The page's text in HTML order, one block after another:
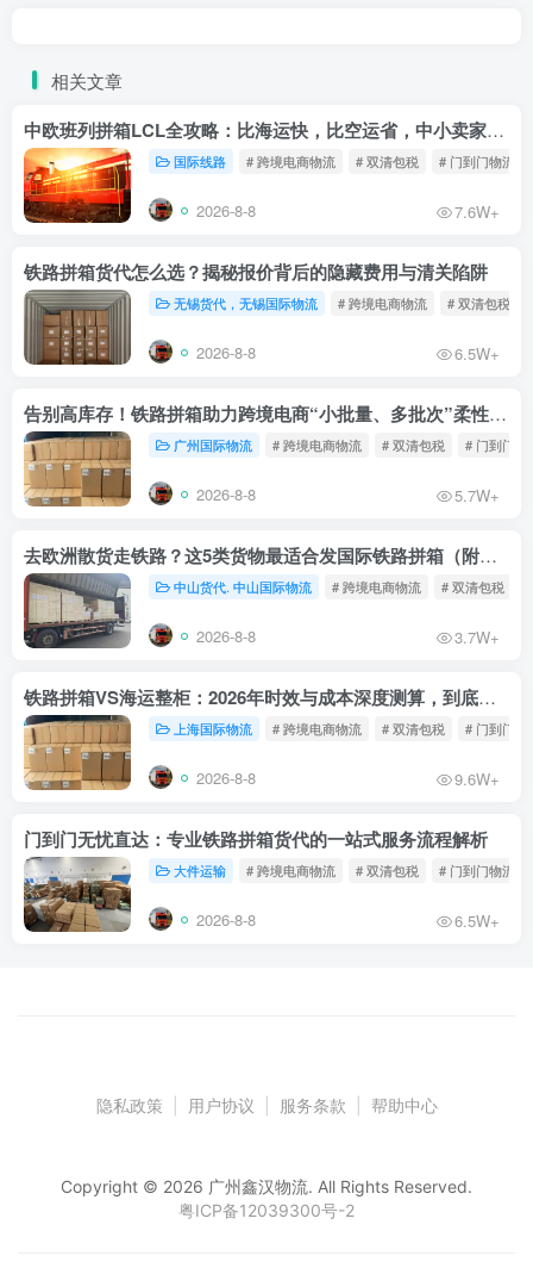
相关文章
中欧班列拼箱LCL全攻略：比海运快，比空运省，中小卖家的物流新宠！
国际线路 # 跨境电商物流 # 双清包税 # 门到门物流
2026-8-8 7.6W+
铁路拼箱货代怎么选？揭秘报价背后的隐藏费用与清关陷阱
无锡货代，无锡国际物流 # 跨境电商物流 # 双清包税
2026-8-8 6.5W+
告别高库存！铁路拼箱助力跨境电商“小批量、多批次”柔性补货
广州国际物流 # 跨境电商物流 # 双清包税 # 门到门物
2026-8-8 5.7W+
去欧洲散货走铁路？这5类货物最适合发国际铁路拼箱（附禁运清单）
中山货代. 中山国际物流 # 跨境电商物流 # 双清包税
2026-8-8 3.7W+
铁路拼箱VS海运整柜：2026年时效与成本深度测算，到底能省多少钱？
上海国际物流 # 跨境电商物流 # 双清包税 # 门到门物
2026-8-8 9.6W+
门到门无忧直达：专业铁路拼箱货代的一站式服务流程解析
大件运输 # 跨境电商物流 # 双清包税 # 门到门物流
2026-8-8 6.5W+
隐私政策 用户协议 服务条款 帮助中心
Copyright © 2026 广州鑫汉物流. All Rights Reserved.
粤ICP备12039300号-2